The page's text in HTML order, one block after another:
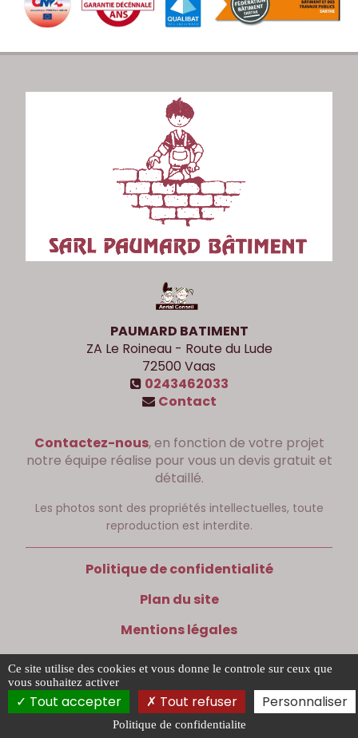
PAUMARD BATIMENT
ZA Le Roineau - Route du Lude
72500 Vaas
0243462033
Contact
Contactez-nous, en fonction de votre projet
notre équipe réalise pour vous un devis gratuit et
détaillé.
Les photos sont des propriétés intellectuelles, toute
reproduction est interdite.
Politique de confidentialité
Plan du site
Mentions légales
Ce site utilise des cookies et vous donne le controle sur ceux que
vous souhaitez activer
Tout accepter Tout refuser Personnaliser
Politique de confidentialite